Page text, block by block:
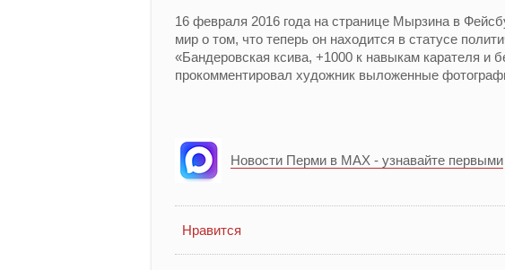
16 февраля 2016 года на странице Мырзина в
мир о том, что теперь он находится в статусе
«Бандеровская ксива, +1000 к навыкам карателя и
прокомментировал художник выложенные
Новости Перми в MAX - узнавайте первыми
Нравится